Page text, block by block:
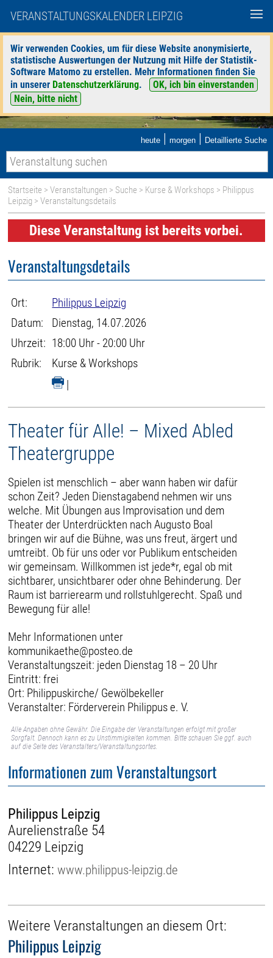
VERANSTALTUNGSKALENDER LEIPZIG
Wir verwenden Cookies, um für diese Website anonymisierte,
statistische Auswertungen der Nutzung mit Hilfe der Statistik-
Software Matomo zu erstellen. Mehr Informationen finden Sie
in unserer Datenschutzerklärung.
OK, ich bin einverstanden
Nein, bitte nicht
heute | morgen | Detaillierte Suche
Startseite >Veranstaltungen > Suche > Kurse & Workshops > Philippus
Leipzig > Veranstaltungsdetails
Diese Veranstaltung ist bereits vorbei.
Veranstaltungsdetails
Ort:
Philippus Leipzig
Datum:
Dienstag, 14.07.2026
Uhrzeit: 18:00 Uhr - 20:00 Uhr
Rubrik:
Kurse & Workshops
|
Theater für Alle! – Mixed Abled
Theatergruppe
Spielen ist menschlich – aber wann haben wir dafür
schon Zeit? Jeden Dienstagabend nehmen wir uns
welche. Mit Übungen aus Improvisation und dem
Theater der Unterdrückten nach Augusto Boal
bringen wir auf die Bühne, was uns freut, ärgert und
umtreibt. Ob für uns oder vor Publikum entscheiden
wir gemeinsam. Willkommen ist jede*r, egal ob mit
sichtbarer, unsichtbarer oder ohne Behinderung. Der
Raum ist barrierearm und rollstuhlgerecht. Spaß und
Bewegung für alle!
Mehr Informationen unter
kommunikaethe@posteo.de
Veranstaltungszeit: jeden Dienstag 18 – 20 Uhr
Eintritt: frei
Ort: Philippuskirche/ Gewölbekeller
Veranstalter: Förderverein Philippus e. V.
Alle Angaben ohne Gewähr. Die Eingabe der Veranstaltungen erfolgt mit großer
Sorgfalt. Dennoch kann es zu Unstimmigkeiten kommen. Bitte schauen Sie ggf. auch
auf die Seite des Veranstalters/Veranstaltungsortes.
Informationen zum Veranstaltungsort
Philippus Leipzig
Aurelienstraße 54
04229 Leipzig
Internet:www.philippus-leipzig.de
Weitere Veranstaltungen an diesem Ort:
Philippus Leipzig